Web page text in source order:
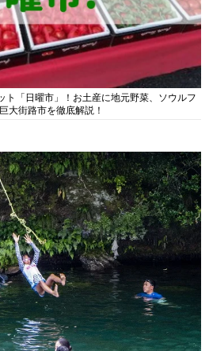
ト「日曜市」！お土産に地元野菜、ソウルフ
大街路市を徹底解説！